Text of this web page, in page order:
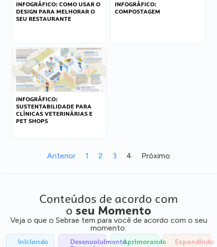
INFOGRÁFICO: COMO USAR O
DESIGN PARA MELHORAR O
SEU RESTAURANTE
INFOGRÁFICO:
COMPOSTAGEM
INFOGRÁFICO:
SUSTENTABILIDADE PARA
CLÍNICAS VETERINÁRIAS E
PET SHOPS
Anterior 1 2 3 4 Próximo
Conteúdos de acordo com
o seu Momento
Veja o que o Sebrae tem para você de acordo com o seu
momento:
Iniciando DesenvolvimentoAprimorando Expandindo